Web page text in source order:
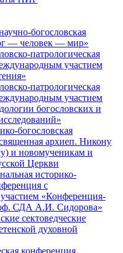
богословская
— человек — мир»
патрологическая
участием
патрологическая
участием
богословских и
богословская
архиеп. Никону
и новомученикам и
Церкви
историко-
с
«Конференция-
СДА А.И. Сидорова»
сектоведческие
духовной
конференция